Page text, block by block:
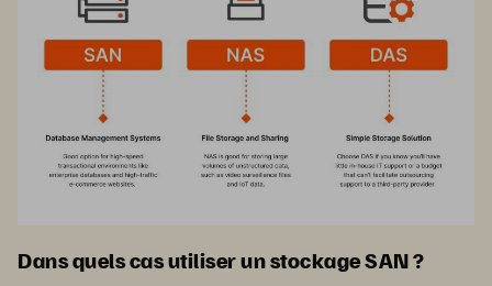
Dans quels cas utiliser un stockage SAN ?